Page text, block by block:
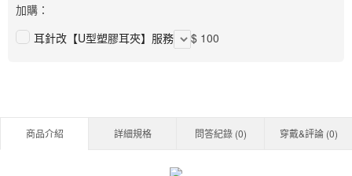
加購：
耳針改【U型塑膠耳夾】服務
$ 100
商品介紹 詳細規格 問答紀錄 (0) 穿戴&評論 (0)